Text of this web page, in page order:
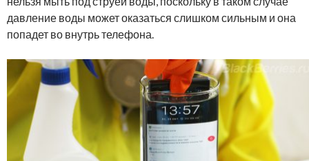
давление воды может оказаться слишком сильным и она
попадет во внутрь телефона.